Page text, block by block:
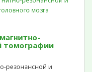
томографии
резонансной и